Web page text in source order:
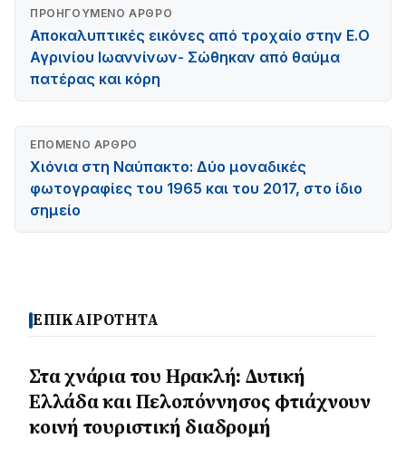
ΠΡΟΗΓΟΎΜΕΝΟ ΆΡΘΡΟ
Αποκαλυπτικές εικόνες από τροχαίο στην Ε.Ο
Αγρινίου Ιωαννίνων- Σώθηκαν από θαύμα
πατέρας και κόρη
ΕΠΌΜΕΝΟ ΆΡΘΡΟ
Χιόνια στη Ναύπακτο: Δύο μοναδικές
φωτογραφίες του 1965 και του 2017, στο ίδιο
σημείο
ΕΠΙΚΑΙΡΟΤΗΤΑ
Στα χνάρια του Ηρακλή: Δυτική
Ελλάδα και Πελοπόννησος φτιάχνουν
κοινή τουριστική διαδρομή